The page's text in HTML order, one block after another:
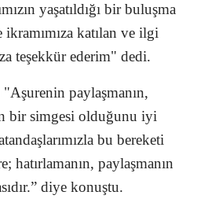
Kars
Kastamonu
Kayseri
Kırklareli
Kırşehir
Kocaeli
yaşatıldığı bir buluşma
katılan ve ilgi
teşekkür ederim" dedi.
"Aşurenin paylaşmanın,
bir simgesi olduğunu iyi
bu bereketi
hatırlamanın, paylaşmanın
diye konuştu.